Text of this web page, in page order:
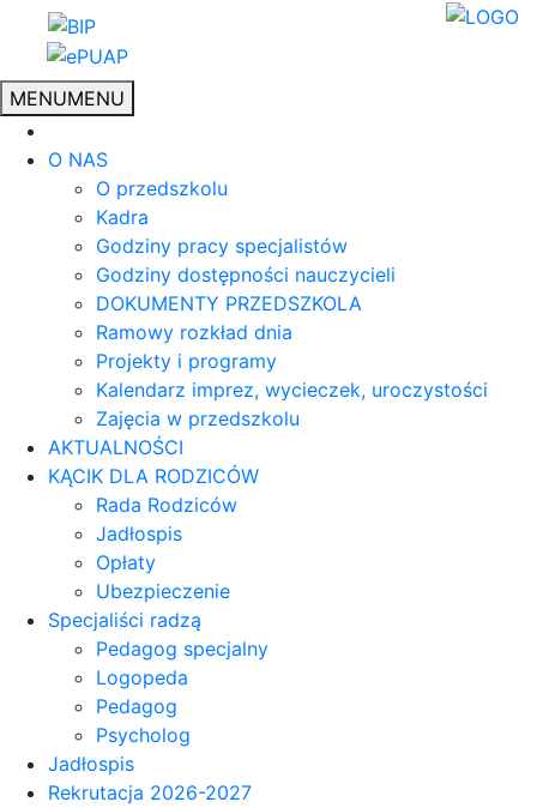
MENUMENU
O NAS
O przedszkolu
Kadra
Godziny pracy specjalistów
Godziny dostępności nauczycieli
DOKUMENTY PRZEDSZKOLA
Ramowy rozkład dnia
Projekty i programy
Kalendarz imprez, wycieczek, uroczystości
Zajęcia w przedszkolu
AKTUALNOŚCI
KĄCIK DLA RODZICÓW
Rada Rodziców
Jadłospis
Opłaty
Ubezpieczenie
Specjaliści radzą
Pedagog specjalny
Logopeda
Pedagog
Psycholog
Jadłospis
Rekrutacja 2026-2027